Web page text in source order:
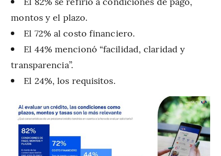
montos y el plazo.
El 72% al costo financiero.
El 44% mencionó “facilidad, claridad y
transparencia”.
El 24%, los requisitos.